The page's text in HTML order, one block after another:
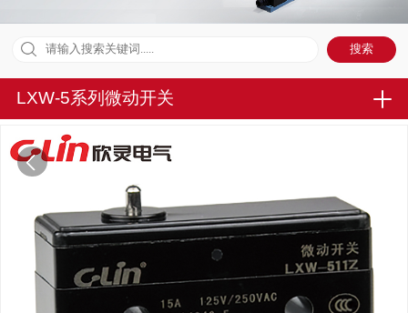
LXW-5系列微动开关